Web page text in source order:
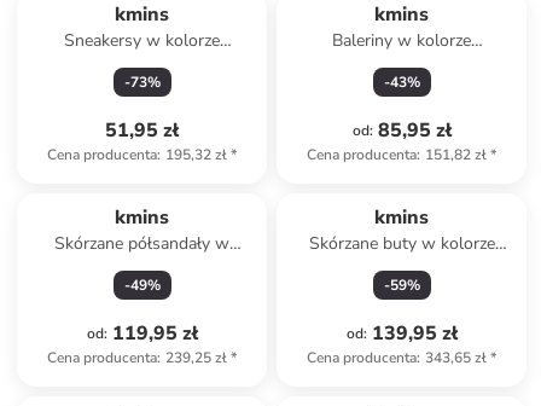
kmins
Sneakersy w kolorze
granatowym
-73%
51,95 zł
Cena producenta: 195,32 zł*
kmins
Baleriny w kolorze
jasnoróżowym z paskiem
-43%
od: 85,95 zł
Cena producenta: 151,82 zł*
kmins
Skórzane półsandały w
kolorze jasnoróżowym
-49%
od: 119,95 zł
Cena producenta: 239,25 zł*
kmins
Skórzane buty w kolorze
błękitnym do chodzenia na
boso
-59%
od: 139,95 zł
Cena producenta: 343,65 zł*